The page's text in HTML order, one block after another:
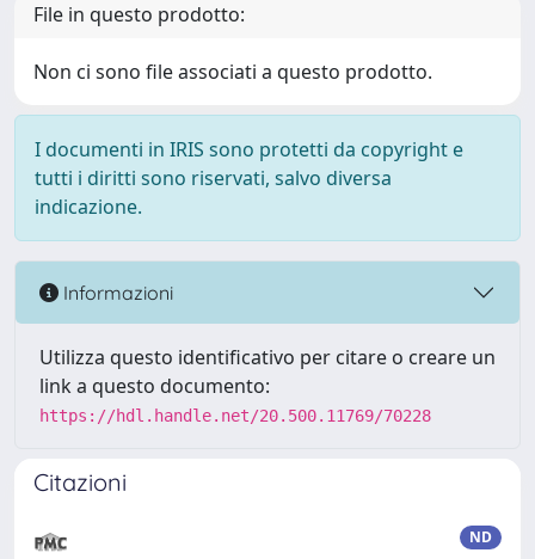
File in questo prodotto:
Non ci sono file associati a questo prodotto.
I documenti in IRIS sono protetti da copyright e
tutti i diritti sono riservati, salvo diversa
indicazione.
Informazioni
Utilizza questo identificativo per citare o creare un
link a questo documento:
https://hdl.handle.net/20.500.11769/70228
Citazioni
ND